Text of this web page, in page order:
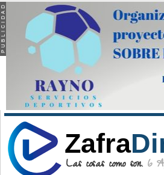
Zafra
Las cosas como son.6